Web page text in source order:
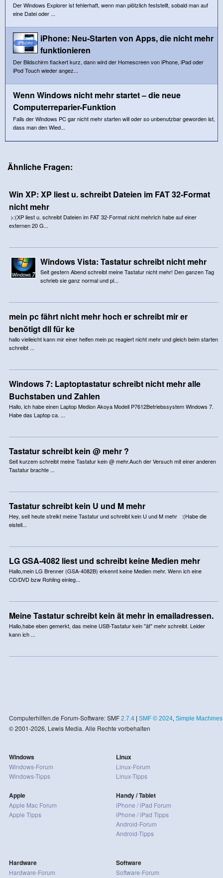
Der Windows Explorer ist fehlerhaft, wenn man plötzlich feststellt, sobald man auf
eine Datei oder ...
iPhone: Neu-Starten von Apps, die nicht mehr
funktionieren
Der Bildschirm flackert kurz, dann wird der Homescreen von iPhone, iPad oder
iPod Touch wieder angez...
Wenn Windows nicht mehr startet – die neue
Computerreparier-Funktion
Falls der Windows PC gar nicht mehr starten will oder so unbenutzbar geworden ist,
dass man den Wied...
Ähnliche Fragen:
Win XP: XP liest u. schreibt Dateien im FAT 32-Format
nicht mehr
>:(XP liest u. schreibt Dateien im FAT 32-Format nicht mehrIch habe auf einer
externen 20 G...
Windows Vista: Tastatur schreibt nicht mehr
Seit gestern Abend schreibt meine Tastatur nicht mehr! Den ganzen Tag
schrieb sie ganz normal und pl...
mein pc fährt nicht mehr hoch er schreibt mir er
benötigt dll für ke
hallo vielleicht kann mir einer helfen mein pc reagiert nicht mehr und gleich beim starten
schreibt ...
Windows 7: Laptoptastatur schreibt nicht mehr alle
Buchstaben und Zahlen
Hallo, ich habe einen Laptop Medion Akoya Modell P7612Betriebssystem Windows 7.
Habe das Laptop ca. ...
Tastatur schreibt kein @ mehr ?
Seit kurzem schreibt meine Tastatur kein @ mehr.Auch der Versuch mit einer anderen
Tastatur brachte ...
Tastatur schreibt kein U und M mehr
Hey, seit heute streikt meine Tastatur und schreibt kein U und M mehr :(Habe die
eistell...
LG GSA-4082 liest und schreibt keine Medien mehr
Hallo,mein LG Brenner (GSA-4082B) erkennt keine Medien mehr. Wenn ich eine
CD/DVD bzw Rohling einleg...
Meine Tastatur schreibt kein ät mehr in emailadressen.
Hallo,habe eben gemerkt, das meine USB-Tastatur kein "ät" mehr schreibt. Leider
kann ich ...
Computerhilfen.de Forum-Software: SMF 2.7.4| SMF © 2024, Simple Machines
© 2001-2026, Lewis Media. Alle Rechte vorbehalten
Windows
Windows-Forum
Windows-Tipps
Apple
Apple Mac Forum
Apple Tipps
Linux
Linux-Forum
Linux-Tipps
Handy / Tablet
iPhone / iPad Forum
iPhone / iPad Tipps
Android-Forum
Android-Tipps
Hardware
Hardware-Forum
Software
Software-Forum